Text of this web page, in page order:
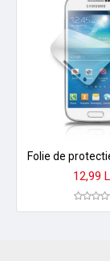
12,99